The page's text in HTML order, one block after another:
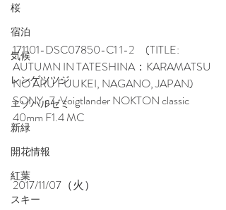
桜
宿泊
気候
レンゲツツジ
エゾハルゼミ
新緑
開花情報
紅葉
スキー
171101-DSC07850-C1 1-2　(TITLE:
AUTUMN IN TATESHINA：KARAMATSU
NO ARU FUUKEI, NAGANO, JAPAN)
SONY α7, Voigtlander NOKTON classic
40mm F1.4 MC
2017/11/07（火）